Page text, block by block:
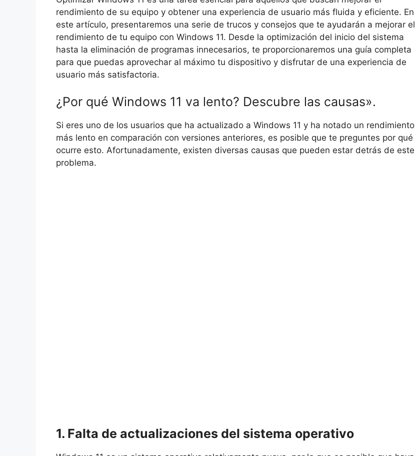
rendimiento de su equipo y obtener una experiencia de usuario más fluida y eficiente. En
este artículo, presentaremos una serie de trucos y consejos que te ayudarán a mejorar el
rendimiento de tu equipo con Windows 11. Desde la optimización del inicio del sistema
hasta la eliminación de programas innecesarios, te proporcionaremos una guía completa
para que puedas aprovechar al máximo tu dispositivo y disfrutar de una experiencia de
usuario más satisfactoria.
¿Por qué Windows 11 va lento? Descubre las causas».
Si eres uno de los usuarios que ha actualizado a Windows 11 y ha notado un rendimiento
más lento en comparación con versiones anteriores, es posible que te preguntes por qué
ocurre esto. Afortunadamente, existen diversas causas que pueden estar detrás de este
problema.
1. Falta de actualizaciones del sistema operativo